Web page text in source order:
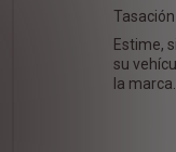
Tasación
Estime,
su
la marca.